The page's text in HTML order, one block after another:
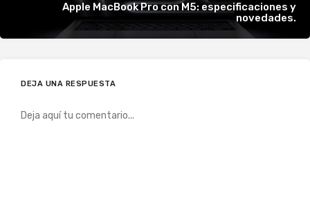
Apple MacBook Pro con M5: especificaciones y
novedades.
DEJA UNA RESPUESTA